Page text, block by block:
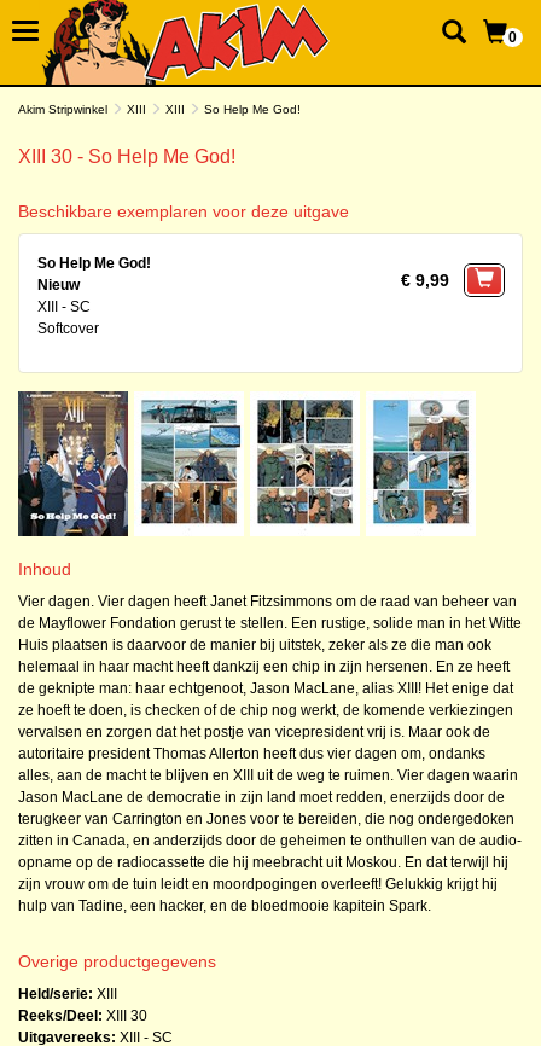
0
Akim Stripwinkel XIII XIII So Help Me God!
XIII 30 - So Help Me God!
Beschikbare exemplaren voor deze uitgave
So Help Me God!
Nieuw
XIII - SC
Softcover
€ 9,99
Inhoud
Vier dagen. Vier dagen heeft Janet Fitzsimmons om de raad van beheer van
de Mayflower Fondation gerust te stellen. Een rustige, solide man in het Witte
Huis plaatsen is daarvoor de manier bij uitstek, zeker als ze die man ook
helemaal in haar macht heeft dankzij een chip in zijn hersenen. En ze heeft
de geknipte man: haar echtgenoot, Jason MacLane, alias XIII! Het enige dat
ze hoeft te doen, is checken of de chip nog werkt, de komende verkiezingen
vervalsen en zorgen dat het postje van vicepresident vrij is. Maar ook de
autoritaire president Thomas Allerton heeft dus vier dagen om, ondanks
alles, aan de macht te blijven en XIII uit de weg te ruimen. Vier dagen waarin
Jason MacLane de democratie in zijn land moet redden, enerzijds door de
terugkeer van Carrington en Jones voor te bereiden, die nog ondergedoken
zitten in Canada, en anderzijds door de geheimen te onthullen van de audio-
opname op de radiocassette die hij meebracht uit Moskou. En dat terwijl hij
zijn vrouw om de tuin leidt en moordpogingen overleeft! Gelukkig krijgt hij
hulp van Tadine, een hacker, en de bloedmooie kapitein Spark.
Overige productgegevens
Held/serie: XIII
Reeks/Deel: XIII
30
Uitgavereeks: XIII - SC